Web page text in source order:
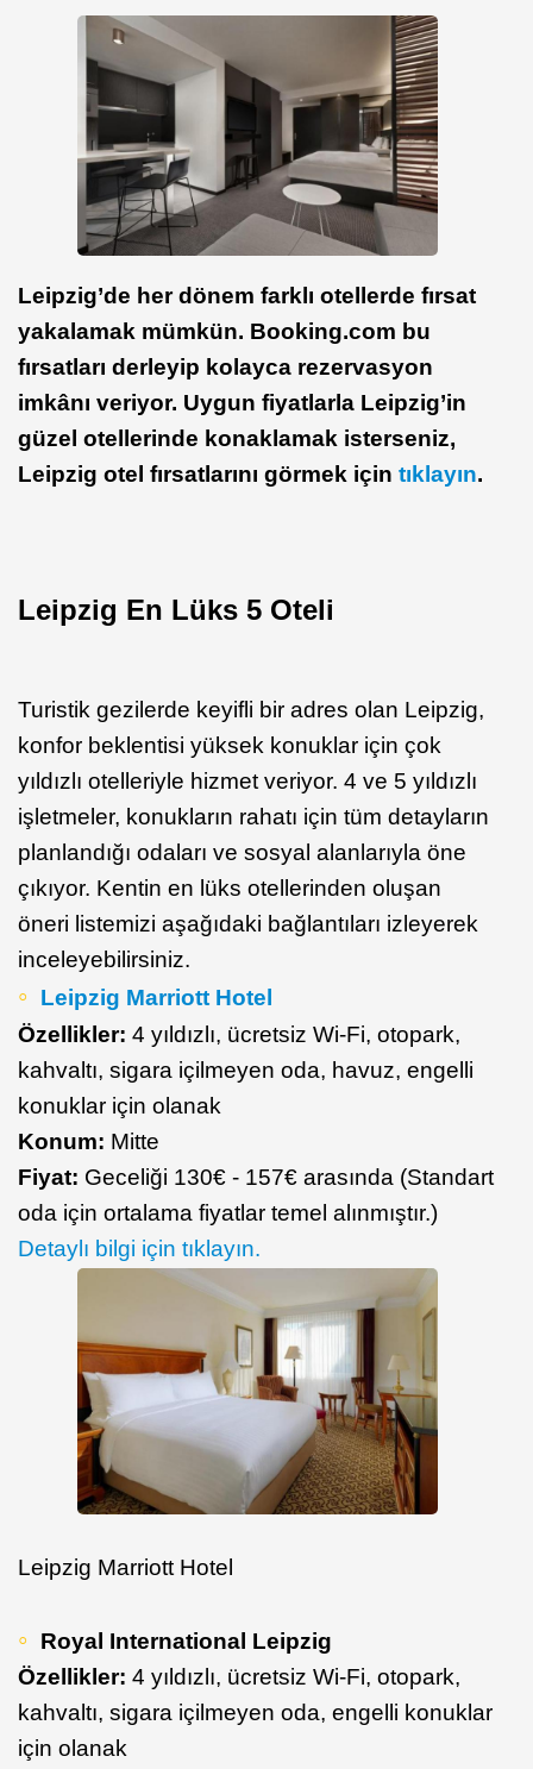
Leipzig’de her dönem farklı otellerde fırsat
yakalamak mümkün. Booking.com bu
fırsatları derleyip kolayca rezervasyon
imkânı veriyor. Uygun fiyatlarla Leipzig’in
güzel otellerinde konaklamak isterseniz,
Leipzig otel fırsatlarını görmek için tıklayın.
Leipzig En Lüks 5 Oteli
Turistik gezilerde keyifli bir adres olan Leipzig,
konfor beklentisi yüksek konuklar için çok
yıldızlı otelleriyle hizmet veriyor. 4 ve 5 yıldızlı
işletmeler, konukların rahatı için tüm detayların
planlandığı odaları ve sosyal alanlarıyla öne
çıkıyor. Kentin en lüks otellerinden oluşan
öneri listemizi aşağıdaki bağlantıları izleyerek
inceleyebilirsiniz.
Leipzig Marriott Hotel
Özellikler: 4 yıldızlı, ücretsiz Wi-Fi, otopark,
kahvaltı, sigara içilmeyen oda, havuz, engelli
konuklar için olanak
Konum: Mitte
Fiyat: Geceliği 130€ - 157€ arasında (Standart
oda için ortalama fiyatlar temel alınmıştır.)
Detaylı bilgi için tıklayın.
Leipzig Marriott Hotel
Royal International Leipzig
Özellikler: 4 yıldızlı, ücretsiz Wi-Fi, otopark,
kahvaltı, sigara içilmeyen oda, engelli konuklar
için olanak